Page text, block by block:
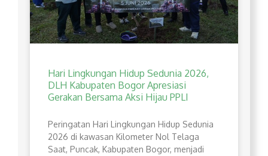
Hari Lingkungan Hidup Sedunia 2026,
DLH Kabupaten Bogor Apresiasi
Gerakan Bersama Aksi Hijau PPLI
Peringatan Hari Lingkungan Hidup Sedunia
2026 di kawasan Kilometer Nol Telaga
Saat, Puncak, Kabupaten Bogor, menjadi